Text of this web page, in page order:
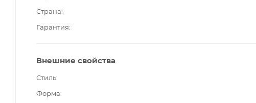
Страна
Гарантия
Внешние свойства
Стиль
Форма